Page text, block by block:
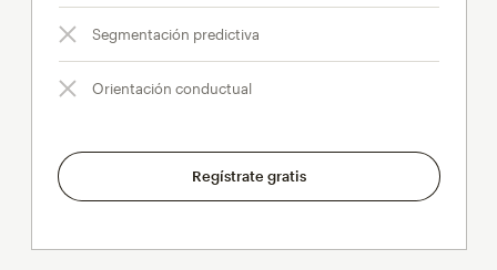
Segmentación predictiva
Orientación conductual
Regístrate gratis